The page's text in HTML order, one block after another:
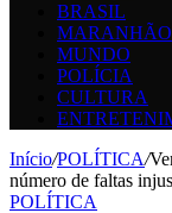
BRASIL
MARANHÃO
MUNDO
POLÍCIA
CULTURA
Início/POLÍTICA/
número de faltas
POLÍTICA